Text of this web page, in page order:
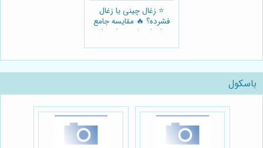
⭐️ زغال چینی یا زغال
فشرده؟ 🔥 مقایسه جامع
برای انتخاب هوشمندانه
باسکول